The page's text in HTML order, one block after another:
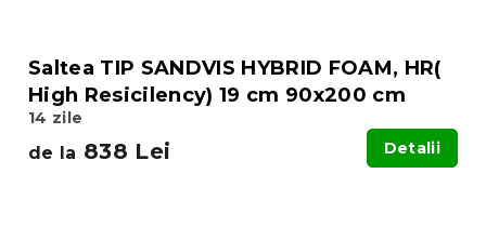
Saltea TIP SANDVIS HYBRID FOAM, HR(
High Resicilency) 19 cm 90x200 cm
14 zile
de la 838 Lei Detalii